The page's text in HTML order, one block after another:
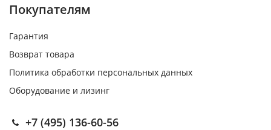
Покупателям
Гарантия
Возврат товара
Политика обработки персональных данных
Оборудование и лизинг
+7 (495) 136-60-56